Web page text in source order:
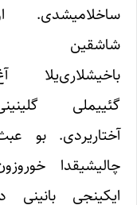
ساخلامیشدی. او
شاشقین
باخیشلاری‌یلا آغ
گئییملی گلینینی
آختاریردی. بو عبث
چالیشیقدا خوروزون
ایکینجی بانینی دا